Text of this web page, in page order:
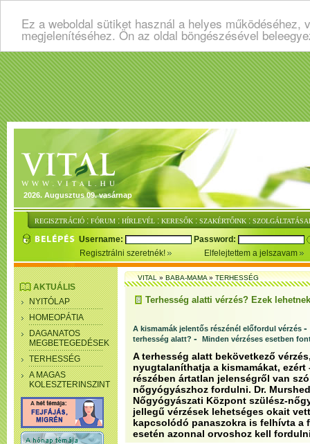
Ez a weboldal sütiket használ a helyes
megjelenítéséhez. Ön az oldal böngészésével
2026. Augusztus 09. vasárnap
REGISZTRÁCIÓ : FÓRUM : HÍRLEVÉL : KERESŐK : SZAKÉRTŐINK :
Username:
Password:
Regisztrálni szeretnék!
Elfelejtettem a jelszavam
AKTUÁLIS
NYITÓLAP
HOMEOPÁTIA
DAGANATOS
MEGBETEGEDÉSEK
TERHESSÉG
A MAGAS
KOLESZTERINSZINT
VITAL»BABA-MAMA»TERHESSÉG
Terhesség alatti vérzés? Ezek
A kismamák jelentős részénél előfordul vérzés -
terhesség alatt? - Minden vérzéses esetben
A terhesség alatt bekövetkező
nyugtalaníthatja a kismamákat, ezért
részében ártatlan jelenségről van
nőgyógyászhoz fordulni. Dr.
Nőgyógyászati Központ szülész-
jellegű vérzések lehetséges okait
kapcsolódó panaszokra is felhívta a
esetén azonnal orvoshoz kell